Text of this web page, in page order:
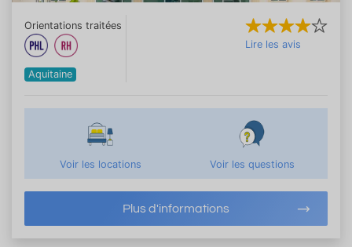
Orientations traitées
Aquitaine
Lire les avis
Voir les locations Voir les questions
Plus d'informations